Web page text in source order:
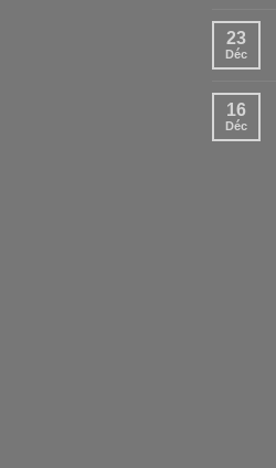
23
Déc
16
Déc